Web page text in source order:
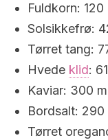
Fuldkorn: 120
Solsikkefrø:
Tørret tang:
Hvede klid:
Kaviar: 300
Bordsalt: 290
Tørret